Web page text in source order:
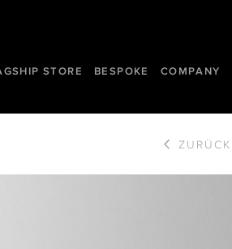
STORE BESPOKE COMPANY
ZURÜCK